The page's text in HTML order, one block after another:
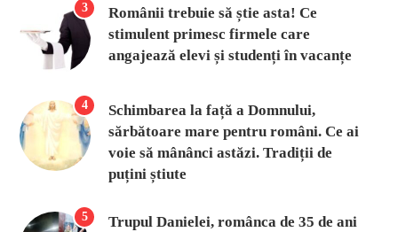
3
Românii trebuie să știe asta! Ce
stimulent primesc firmele care
angajează elevi și studenți în vacanțe
4
Schimbarea la față a Domnului,
sărbătoare mare pentru români. Ce ai
voie să mânânci astăzi. Tradiții de
puțini știute
5
Trupul Danielei, românca de 35 de ani